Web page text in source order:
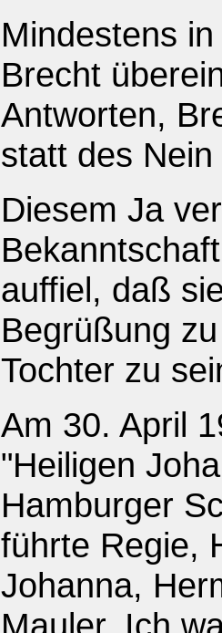
Mindestens
Brecht
Antworten,
statt des
Diesem Ja
auffiel, daß
Begrüßung
Tochter zu
Am 30. April
"Heiligen
Hamburger
führte Regie,
Johanna,
Mauler. Ich